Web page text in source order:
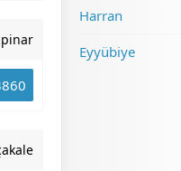
Harran
Eyyübiye